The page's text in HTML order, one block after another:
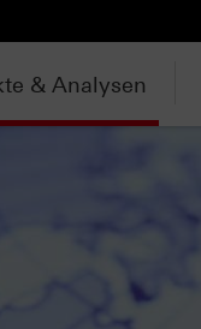
& Analysen